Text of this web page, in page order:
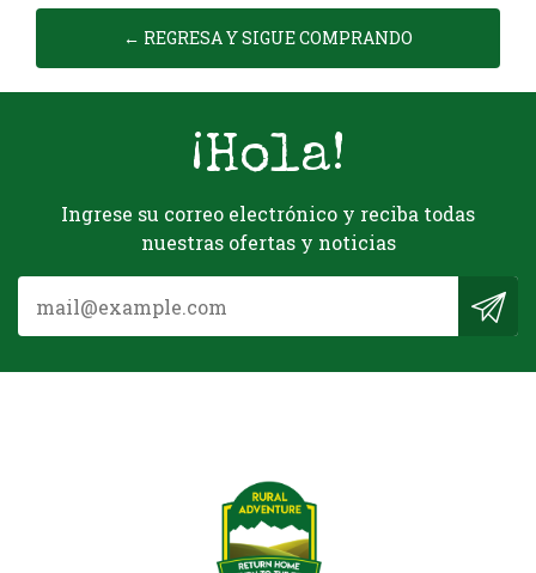
← REGRESA Y SIGUE COMPRANDO
¡Hola!
Ingrese su correo electrónico y reciba todas
nuestras ofertas y noticias